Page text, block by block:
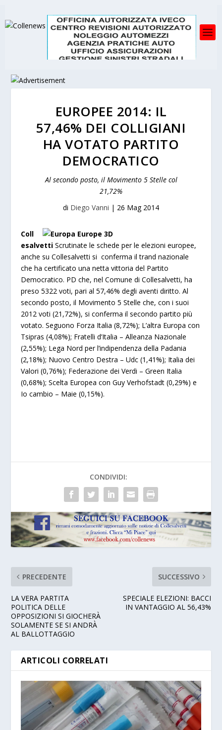
EUROPEE 2014: IL
57,46% DEI COLLIGIANI
HA VOTATO PARTITO
DEMOCRATICO
Al secondo posto, il Movimento 5 Stelle col
21,72%
di Diego Vanni | 26 Mag 2014
Coll
esalvettiScrutinate le schede per le elezioni europee,
anche su Collesalvetti si conferma il trand nazionale
che ha certificato una netta vittoria del Partito
Democratico. PD che, nel Comune di Collesalvetti, ha
preso 5322 voti, pari al 57,46% degli aventi diritto. Al
secondo posto, il Movimento 5 Stelle che, con i suoi
2012 voti (21,72%), si conferma il secondo partito più
votato. Seguono Forza Italia (8,72%); L’altra Europa con
Tsipras (4,08%); Fratelli d’Italia – Alleanza Nazionale
(2,55%); Lega Nord per l’indipendenza della Padania
(2,18%); Nuovo Centro Destra – Udc (1,41%); Italia dei
Valori (0,76%); Federazione dei Verdi – Green Italia
(0,68%); Scelta Europea con Guy Verhofstadt (0,29%) e
Io cambio – Maie (0,15%).
CONDIVIDI:
PRECEDENTE
LA VERA PARTITA
POLITICA DELLE
OPPOSIZIONI SI GIOCHERÀ
SOLAMENTE SE SI ANDRÀ
AL BALLOTTAGGIO
SUCCESSIVO
SPECIALE ELEZIONI: BACCI
IN VANTAGGIO AL 56,43%
ARTICOLI CORRELATI